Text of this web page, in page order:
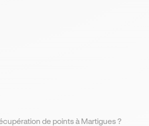
de points à Martigues ?